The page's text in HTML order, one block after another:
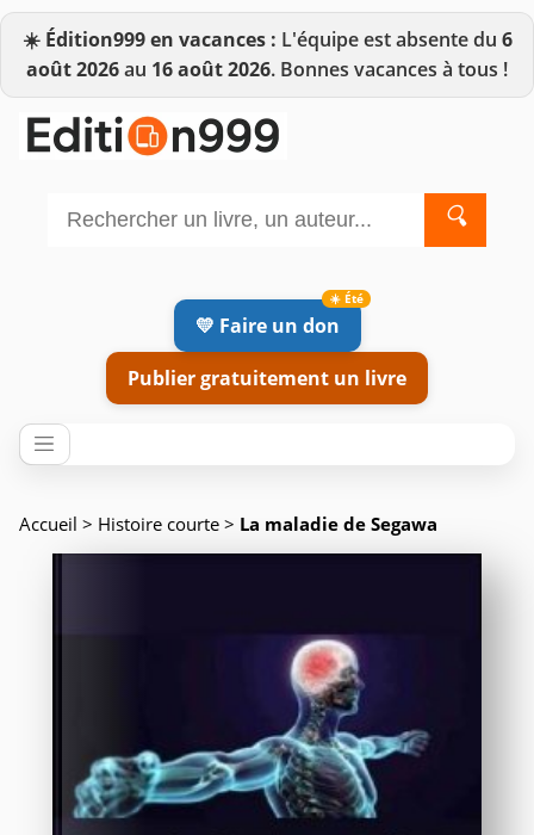
☀️ Édition999 en vacances : L'équipe est absente du 6
août 2026au 16 août 2026. Bonnes vacances à tous !
🔍
💛 Faire un don
Publier gratuitement un livre
Accueil > Histoire courte > La maladie de Segawa